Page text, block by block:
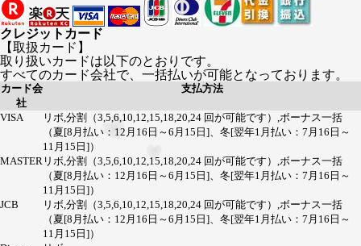
クレジットカード
【取扱カード】
取り扱いカードは以下のとおりです。
すべてのカード会社で、一括払いが可能となっております。
カード会
社
支払方法
VISA
リボ,分割（3,5,6,10,12,15,18,20,24 回が可能です）,ボーナス一括
（夏[8月払い：12月16日～6月15日]、冬[翌年1月払い：7月16日～
11月15日]）
MASTER リボ,分割（3,5,6,10,12,15,18,20,24 回が可能です）,ボーナス一括
（夏[8月払い：12月16日～6月15日]、冬[翌年1月払い：7月16日～
11月15日]）
JCB
リボ,分割（3,5,6,10,12,15,18,20,24 回が可能です）,ボーナス一括
（夏[8月払い：12月16日～6月15日]、冬[翌年1月払い：7月16日～
11月15日]）